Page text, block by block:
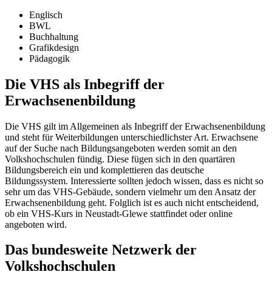
Englisch
BWL
Buchhaltung
Grafikdesign
Pädagogik
Die VHS als Inbegriff der
Erwachsenenbildung
Die VHS gilt im Allgemeinen als Inbegriff der Erwachsenenbildung
und steht für Weiterbildungen unterschiedlichster Art. Erwachsene
auf der Suche nach Bildungsangeboten werden somit an den
Volkshochschulen fündig. Diese fügen sich in den quartären
Bildungsbereich ein und komplettieren das deutsche
Bildungssystem. Interessierte sollten jedoch wissen, dass es nicht so
sehr um das VHS-Gebäude, sondern vielmehr um den Ansatz der
Erwachsenenbildung geht. Folglich ist es auch nicht entscheidend,
ob ein VHS-Kurs in Neustadt-Glewe stattfindet oder online
angeboten wird.
Das bundesweite Netzwerk der
Volkshochschulen